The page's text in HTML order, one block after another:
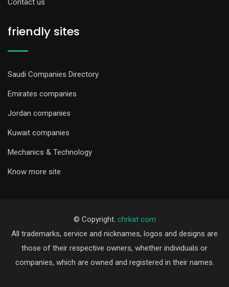
Contact us
friendly sites
Saudi Companies Directory
Emirates companies
Jordan companies
Kuwait companies
Mechanics & Technology
Know more site
© Copyright. chrkat com
All trademarks, service and nicknames, logos and designs are
those of their respective owners, whether individuals or
companies, which are owned and registered in their names.